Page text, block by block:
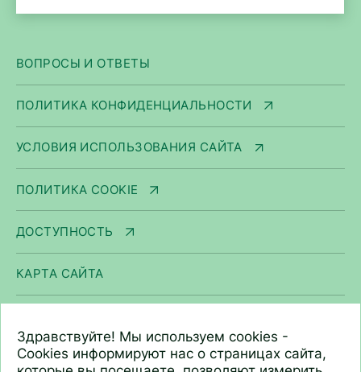
ВОПРОСЫ И ОТВЕТЫ
ПОЛИТИКА КОНФИДЕНЦИАЛЬНОСТИ
УСЛОВИЯ ИСПОЛЬЗОВАНИЯ САЙТА
ПОЛИТИКА COOKIE
ДОСТУПНОСТЬ
КАРТА САЙТА
ООО «Арнест ЮниРусь»
г. Москва, ул. Сергея Макеева, д. 13.
Здравствуйте! Мы используем cookies -
Cookies информируют нас о страницах сайта,